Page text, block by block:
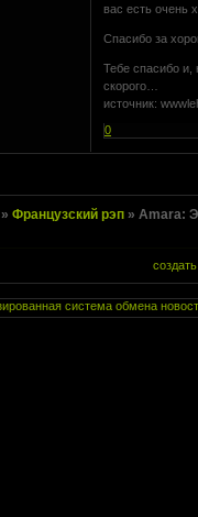
вас есть очень
Спасибо за
Тебе спасибо и,
скорого…
источник:
0
»Французский рэп »Amara: